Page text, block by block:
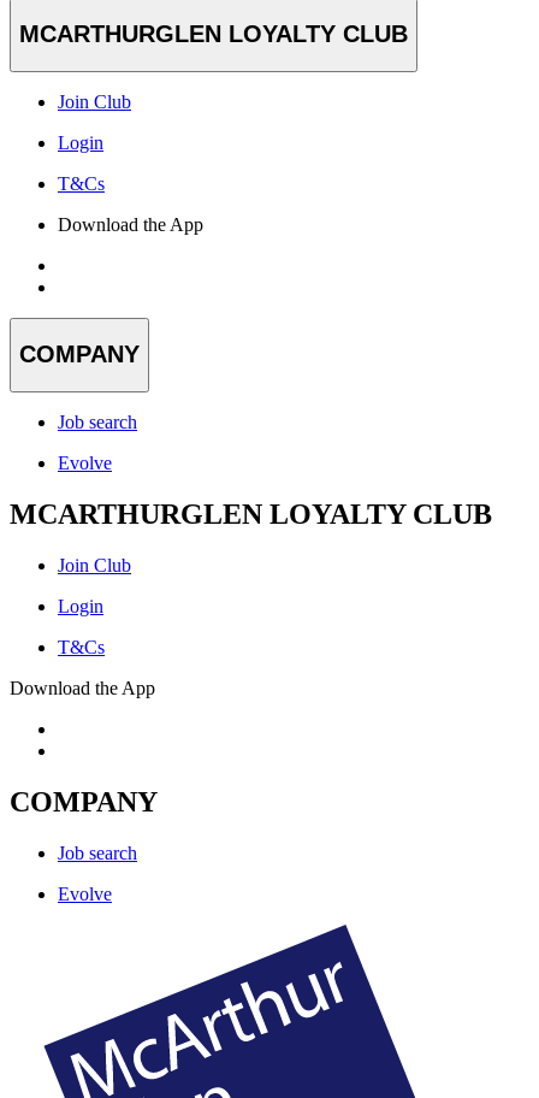
MCARTHURGLEN LOYALTY CLUB
Join Club
Login
T&Cs
Download the App
COMPANY
Job search
Evolve
MCARTHURGLEN LOYALTY CLUB
Join Club
Login
T&Cs
Download the App
COMPANY
Job search
Evolve